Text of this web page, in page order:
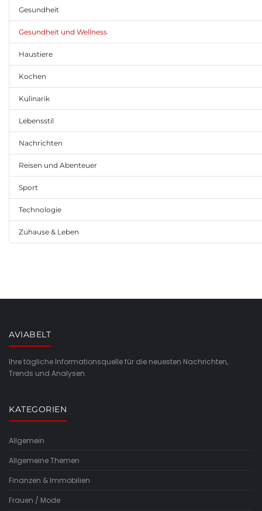
Gesundheit
Gesundheit und Wellness
Haustiere
Kochen
Kulinarik
Lebensstil
Nachrichten
Reisen und Abenteuer
Sport
Technologie
Zuhause & Leben
AVIABELT
Ihre tägliche Informationsquelle für die neuesten Nachrichten,
Trends und Analysen.
KATEGORIEN
Allgemein
Allgemeine Themen
Finanzen & Immobilien
Frauen / Mode